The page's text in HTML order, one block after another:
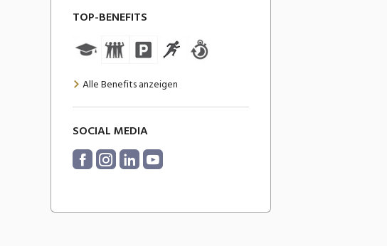
TOP-BENEFITS
Alle Benefits anzeigen
SOCIAL MEDIA